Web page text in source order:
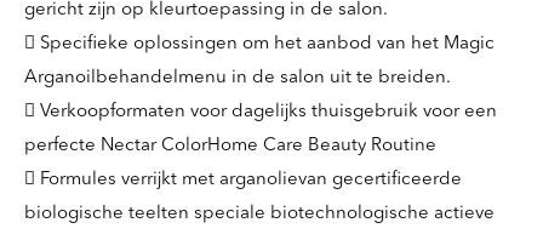
gericht zijn op kleurtoepassing in de salon.
 Specifieke oplossingen om het aanbod van het Magic
Arganoilbehandelmenu in de salon uit te breiden.
 Verkoopformaten voor dagelijks thuisgebruik voor een
perfecte Nectar ColorHome Care Beauty Routine
 Formules verrijkt met arganolievan gecertificeerde
biologische teelten speciale biotechnologische actieve